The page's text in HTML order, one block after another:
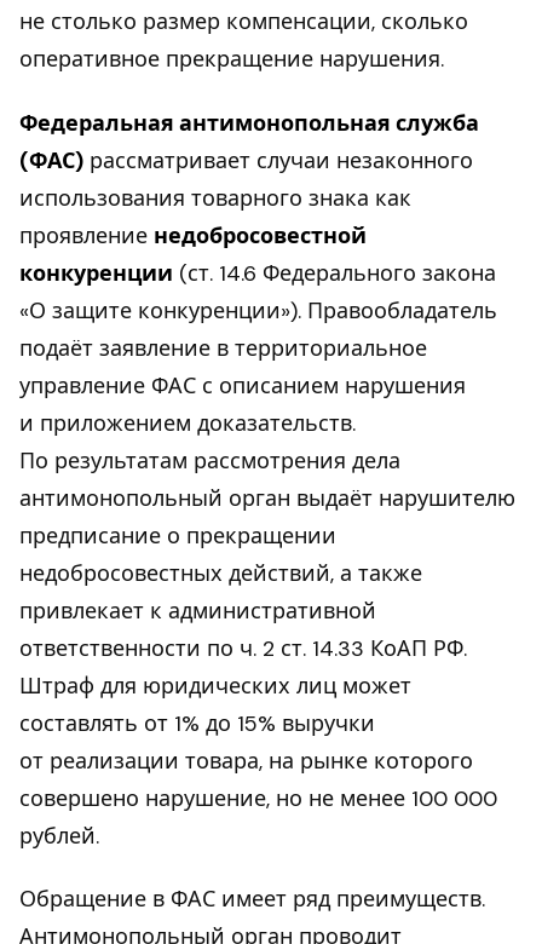
не столько размер компенсации, сколько
оперативное прекращение нарушения.
Федеральная антимонопольная служба
(ФАС) рассматривает случаи незаконного
использования товарного знака как
проявление недобросовестной
конкуренции (ст. 14.6 Федерального закона
«О защите конкуренции»). Правообладатель
подаёт заявление в территориальное
управление ФАС с описанием нарушения
и приложением доказательств.
По результатам рассмотрения дела
антимонопольный орган выдаёт нарушителю
предписание о прекращении
недобросовестных действий, а также
привлекает к административной
ответственности по ч. 2 ст. 14.33 КоАП РФ.
Штраф для юридических лиц может
составлять от 1% до 15% выручки
от реализации товара, на рынке которого
совершено нарушение, но не менее 100 000
рублей.
Обращение в ФАС имеет ряд преимуществ.
Антимонопольный орган проводит